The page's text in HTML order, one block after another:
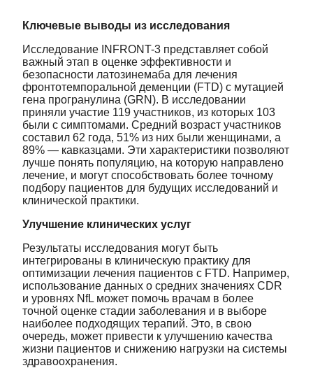
Ключевые выводы из исследования
Исследование INFRONT-3 представляет собой
важный этап в оценке эффективности и
безопасности латозинемаба для лечения
фронтотемпоральной деменции (FTD) с мутацией
гена програнулина (GRN). В исследовании
приняли участие 119 участников, из которых 103
были с симптомами. Средний возраст участников
составил 62 года, 51% из них были женщинами, а
89% — кавказцами. Эти характеристики позволяют
лучше понять популяцию, на которую направлено
лечение, и могут способствовать более точному
подбору пациентов для будущих исследований и
клинической практики.
Улучшение клинических услуг
Результаты исследования могут быть
интегрированы в клиническую практику для
оптимизации лечения пациентов с FTD. Например,
использование данных о средних значениях CDR
и уровнях NfL может помочь врачам в более
точной оценке стадии заболевания и в выборе
наиболее подходящих терапий. Это, в свою
очередь, может привести к улучшению качества
жизни пациентов и снижению нагрузки на системы
здравоохранения.